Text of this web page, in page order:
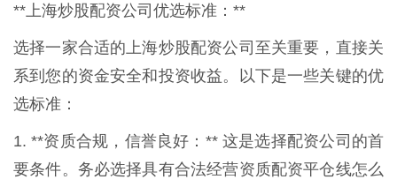
**上海炒股配资公司优选标准：**
选择一家合适的上海炒股配资公司至关重要，直接关
系到您的资金安全和投资收益。以下是一些关键的优
选标准：
1. **资质合规，信誉良好：** 这是选择配资公司的首
要条件。务必选择具有合法经营资质配资平仓线怎么